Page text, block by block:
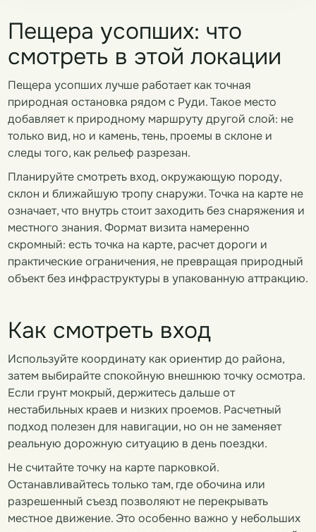
Пещера усопших: что
смотреть в этой локации
Пещера усопших лучше работает как точная
природная остановка рядом с Руди. Такое место
добавляет к природному маршруту другой слой: не
только вид, но и камень, тень, проемы в склоне и
следы того, как рельеф разрезан.
Планируйте смотреть вход, окружающую породу,
склон и ближайшую тропу снаружи. Точка на карте не
означает, что внутрь стоит заходить без снаряжения и
местного знания. Формат визита намеренно
скромный: есть точка на карте, расчет дороги и
практические ограничения, не превращая природный
объект без инфраструктуры в упакованную аттракцию.
Как смотреть вход
Используйте координату как ориентир до района,
затем выбирайте спокойную внешнюю точку осмотра.
Если грунт мокрый, держитесь дальше от
нестабильных краев и низких проемов. Расчетный
подход полезен для навигации, но он не заменяет
реальную дорожную ситуацию в день поездки.
Не считайте точку на карте парковкой.
Останавливайтесь только там, где обочина или
разрешенный съезд позволяют не перекрывать
местное движение. Это особенно важно у небольших